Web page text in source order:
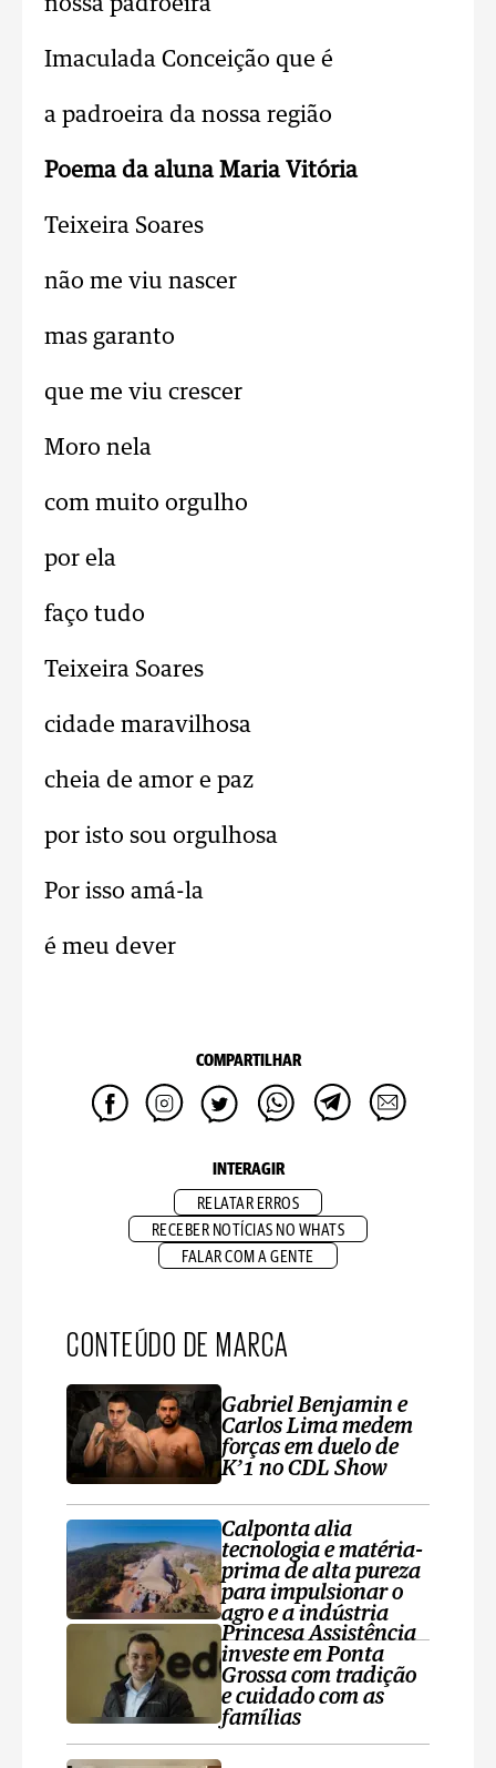
nossa padroeira
Imaculada Conceição que é
a padroeira da nossa região
Poema da aluna Maria Vitória
Teixeira Soares
não me viu nascer
mas garanto
que me viu crescer
Moro nela
com muito orgulho
por ela
faço tudo
Teixeira Soares
cidade maravilhosa
cheia de amor e paz
por isto sou orgulhosa
Por isso amá-la
é meu dever
COMPARTILHAR
INTERAGIR
RELATAR ERROS
RECEBER NOTÍCIAS NO WHATS
FALAR COM A GENTE
CONTEÚDO DE MARCA
Gabriel Benjamin e
Carlos Lima medem
forças em duelo de
K’1 no CDL Show
Calponta alia
tecnologia e matéria-
prima de alta pureza
para impulsionar o
agro e a indústria
Princesa Assistência
investe em Ponta
Grossa com tradição
e cuidado com as
famílias